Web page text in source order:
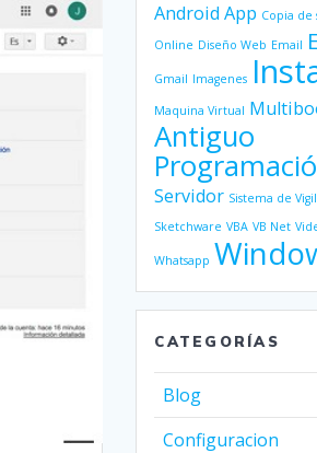
Android App Copia de
Online Diseño Web Email
Gmail Imagenes
Maquina Virtual
Antiguo
Servidor Sistema de
Sketchware VBA VB Net
Whatsapp
CATEGORÍAS
Blog
Configuracion